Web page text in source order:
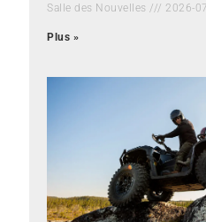
Salle des Nouvelles 2026-
Plus »